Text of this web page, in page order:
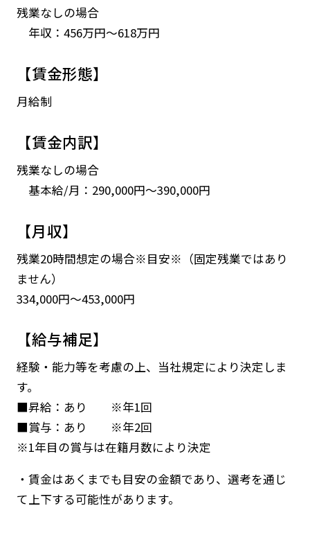
残業なしの場合
年収：456万円～618万円
【賃金形態】
月給制
【賃金内訳】
残業なしの場合
基本給/月：290,000円～390,000円
【月収】
残業20時間想定の場合※目安※（固定残業ではあり
ません）
334,000円～453,000円
【給与補足】
経験・能力等を考慮の上、当社規定により決定しま
す。
■昇給：あり ※年1回
■賞与：あり ※年2回
※1年目の賞与は在籍月数により決定
・賃金はあくまでも目安の金額であり、選考を通じ
て上下する可能性があります。